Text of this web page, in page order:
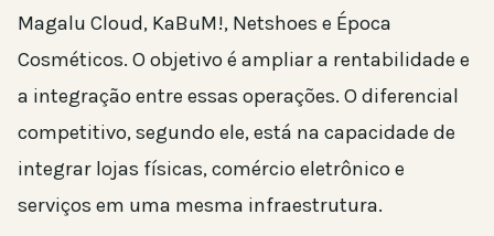
Magalu Cloud, KaBuM!, Netshoes e Época
Cosméticos. O objetivo é ampliar a rentabilidade e
a integração entre essas operações. O diferencial
competitivo, segundo ele, está na capacidade de
integrar lojas físicas, comércio eletrônico e
serviços em uma mesma infraestrutura.